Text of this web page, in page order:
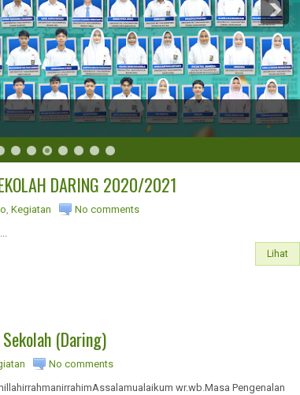
DARING 2020/2021
, Kegiatan
No comments
Lihat
(Daring)
No comments
wr.wb.Masa Pengenalan